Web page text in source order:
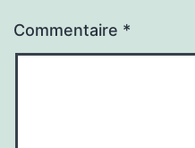
Commentaire *